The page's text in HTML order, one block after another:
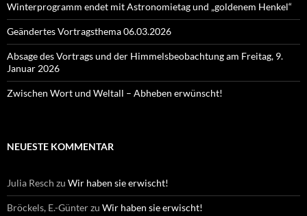
Winterprogramm endet mit Astronomietag und „goldenem Henkel“
Geändertes Vortragsthema 06.03.2026
Absage des Vortrags und der Himmelsbeobachtung am Freitag, 9.
Januar 2026
Zwischen Wort und Weltall – Abheben erwünscht!
NEUESTE KOMMENTAR
Julia Resch zu Wir haben sie erwischt!
Bröckels, E.-Günterzu Wir haben sie erwischt!